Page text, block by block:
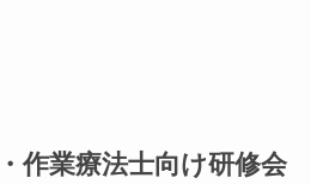
作業療法士向け研修会